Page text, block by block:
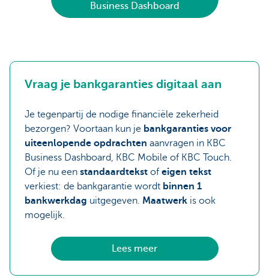
Business Dashboard
Vraag je bankgaranties digitaal aan
Je tegenpartij de nodige financiële zekerheid
bezorgen? Voortaan kun je bankgaranties voor
uiteenlopende opdrachten aanvragen in KBC
Business Dashboard, KBC Mobile of KBC Touch.
Of je nu een standaardtekst of eigen tekst
verkiest: de bankgarantie wordt binnen 1
bankwerkdag uitgegeven. Maatwerk is ook
mogelijk.
Lees meer